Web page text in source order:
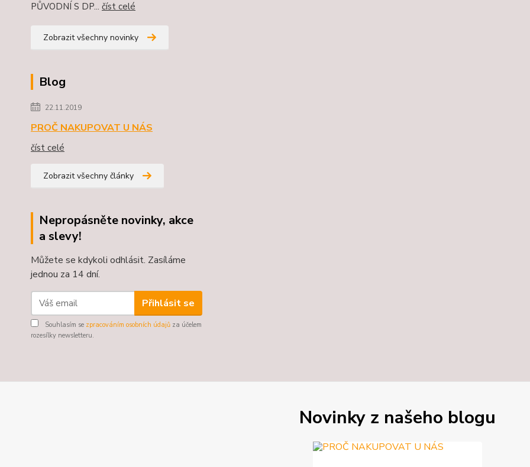
PŮVODNÍ S DP... číst celé
Zobrazit všechny novinky
Blog
22.11.2019
PROČ NAKUPOVAT U NÁS
číst celé
Zobrazit všechny články
Nepropásněte novinky, akce
a slevy!
Můžete se kdykoli odhlásit. Zasíláme
jednou za 14 dní.
Přihlásit se
Souhlasím se zpracováním osobních údajů za účelem
rozesílky newsletteru.
Novinky z našeho blogu